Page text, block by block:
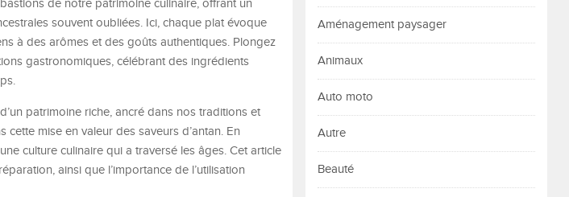
de notre patrimoine culinaire, offrant un
souvent oubliées. Ici, chaque plat évoque
à des arômes et des goûts authentiques. Plongez
gastronomiques, célébrant des ingrédients
patrimoine riche, ancré dans nos traditions et
mise en valeur des saveurs d’antan. En
culture culinaire qui a traversé les âges. Cet article
ainsi que l’importance de l’utilisation
Aménagement paysager
Animaux
Auto moto
Autre
Beauté